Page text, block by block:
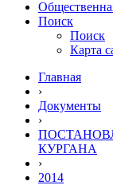
Поиск
Поиск
Карта
Главная
›
Документы
›
КУРГАНА
›
2014